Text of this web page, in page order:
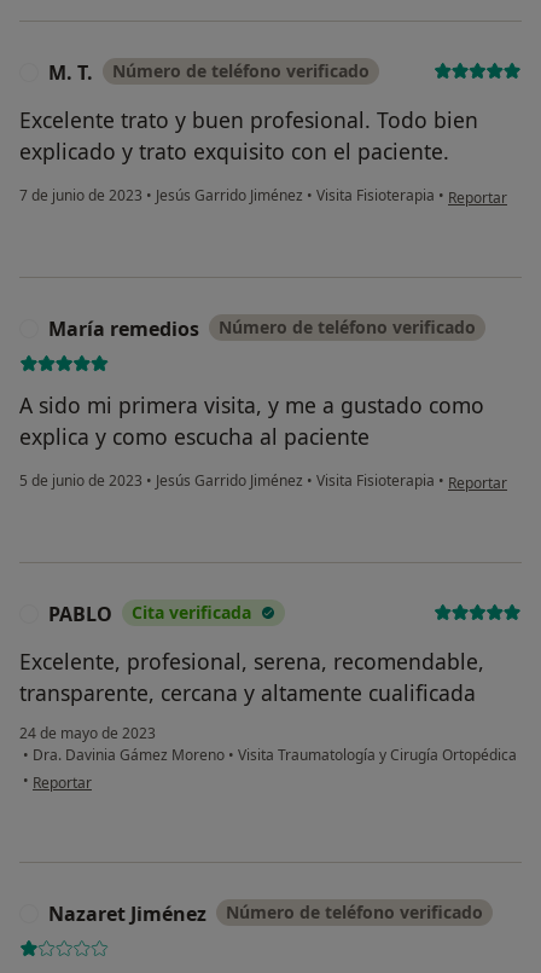
M. T. Número de teléfono verificado
Excelente trato y buen profesional. Todo bien
explicado y trato exquisito con el paciente.
7 de junio de 2023 • Jesús Garrido Jiménez • Visita Fisioterapia • en opinión
Reportar
María remedios Número de teléfono verificado
A sido mi primera visita, y me a gustado como
explica y como escucha al paciente
5 de junio de 2023 • Jesús Garrido Jiménez • Visita Fisioterapia • en opinión
Reportar
PABLO Cita verificada
Excelente, profesional, serena, recomendable,
transparente, cercana y altamente cualificada
24 de mayo de 2023
• Dra. Davinia Gámez Moreno • Visita Traumatología y Cirugía Ortopédica
• en opinión del usuario PABLO
Reportar
Nazaret Jiménez Número de teléfono verificado